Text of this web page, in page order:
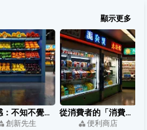
顯示更多
順便感：不知不覺就順便一次採購的量販店
創新先生
從消費者的「消費過程」找到「痛點」
便利商店